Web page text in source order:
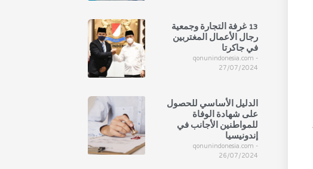
13 غرفة التجارة وجمعية
رجال الأعمال المغتربين
في جاكرتا
qonunindonesia.com
27/07/2024
الدليل الأساسي للحصول
على شهادة الوفاة
للمواطنين الأجانب في
إندونيسيا
qonunindonesia.com
26/07/2024